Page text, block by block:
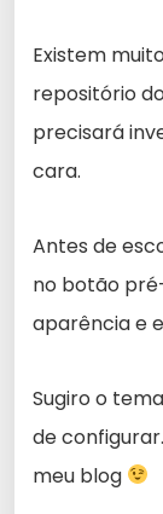
Existem
repositório
precisará
cara.
Antes de
no botão
aparência e
Sugiro o tema
de
meu blog